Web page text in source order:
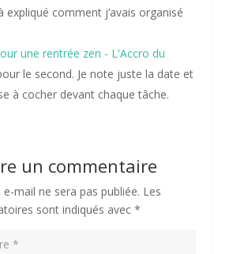
expliqué comment j’avais organisé
une rentrée zen - L'Accro du
le second. Je note juste la date et
à cocher devant chaque tâche.
un commentaire
mail ne sera pas publiée. Les
sont indiqués avec *